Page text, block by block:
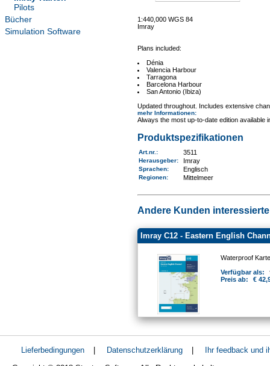
Pilots
Bücher
Simulation Software
1:440,000 WGS 84
Imray
Plans included:
Dénia
Valencia Harbour
Tarragona
Barcelona Harbour
San Antonio (Ibiza)
Updated throughout. Includes extensive
mehr Informationen:
Always the most up-to-date edition
Produktspezifikationen
Art.nr. : 3511
Herausgeber: Imray
Sprachen: Englisch
Regionen: Mittelmeer
Andere Kunden
Imray C12 - Eastern English
Waterproof
Verfügbar als:
Preis ab:
€
Lieferbedingungen | Datenschutzerklärung |
Ihr feedback und